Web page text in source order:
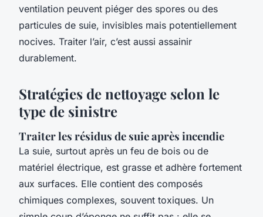
ventilation peuvent piéger des spores ou des
particules de suie, invisibles mais potentiellement
nocives. Traiter l’air, c’est aussi assainir
durablement.
Stratégies de nettoyage selon le
type de sinistre
Traiter les résidus de suie après incendie
La suie, surtout après un feu de bois ou de
matériel électrique, est grasse et adhère fortement
aux surfaces. Elle contient des composés
chimiques complexes, souvent toxiques. Un